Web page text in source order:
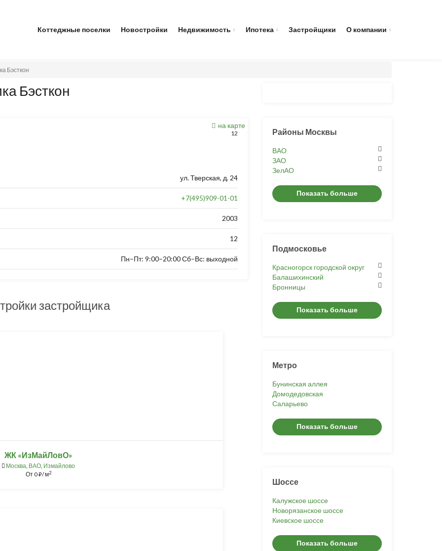
Коттеджные поселки Новостройки Недвижимость Ипотека Застройщики О компании
Бэсткон
Бэсткон
на карте
12
ул. Тверская, д. 24
+7(495)909-01-01
2003
12
Пн–Пт: 9:00–20:00 Сб–Вс: выходной
застройщика
ЖК «ИзМайЛовО»
Москва, ВАО, Измайлово
От0⃏/ м2
Районы Москвы
ВАО
ЗАО
ЗелАО
Показать больше
Подмосковье
Красногорск городской округ
Балашихинский
Бронницы
Показать больше
Метро
Бунинская аллея
Домодедовская
Саларьево
Показать больше
Шоссе
Калужское шоссе
Новорязанское шоссе
Киевское шоссе
Показать больше